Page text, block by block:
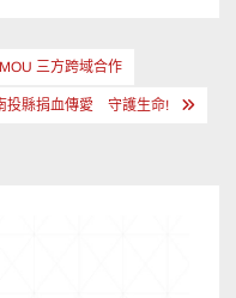
三方跨域合作
投縣捐血傳愛 守護生命!